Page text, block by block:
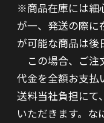
※商品在庫には細
が一、発送の際に
が可能な商品は後
この場合、ご注
代金を全額お支払
送料当社負担にて
いただきます。な